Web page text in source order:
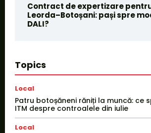
Contract de expertizare
Leorda–Botoșani: pași spre
DALI?
Topics
Local
Patru botoșăneni răniți la muncă: ce
ITM despre controalele din iulie
Local